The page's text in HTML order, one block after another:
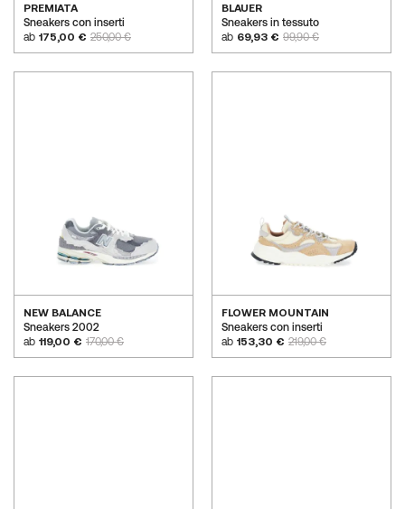
PREMIATA
Sneakers con inserti
ab 175,00 € 250,00 €
BLAUER
Sneakers in tessuto
ab 69,93 € 99,90 €
NEW BALANCE
Sneakers 2002
ab 119,00 € 170,00 €
FLOWER MOUNTAIN
Sneakers con inserti
ab 153,30 € 219,00 €